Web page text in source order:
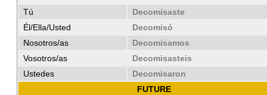
Tú
Decomisaste
Él/Ella/Usted
Decomisó
Nosotros/as
Decomisamos
Vosotros/as
Decomisasteis
Ustedes
Decomisaron
FUTURE